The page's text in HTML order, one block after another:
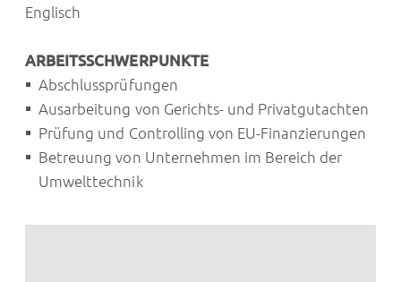
Englisch
ARBEITSSCHWERPUNKTE
Abschlussprüfungen
Ausarbeitung von Gerichts- und Privatgutachten
Prüfung und Controlling von EU-Finanzierungen
Betreuung von Unternehmen im Bereich der
Umwelttechnik